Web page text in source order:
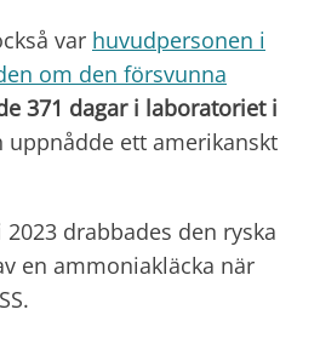
var huvudpersonen i
om den försvunna
371 dagar i laboratoriet i
uppnådde ett amerikanskt
drabbades den ryska
en ammoniakläcka när